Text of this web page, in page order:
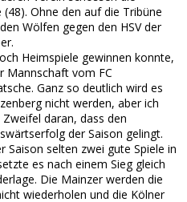
Ohne den auf die Tribüne
Wölfen gegen den HSV der
Heimspiele gewinnen konnte,
Mannschaft vom FC
Ganz so deutlich wird es
nicht werden, aber ich
daran, dass den
der Saison gelingt.
Saison selten zwei gute Spiele in
es nach einem Sieg gleich
Die Mainzer werden die
wiederholen und die Kölner